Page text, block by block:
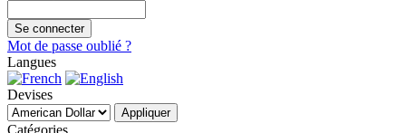
Mot de passe oublié ?
Langues
Devises
Catégories